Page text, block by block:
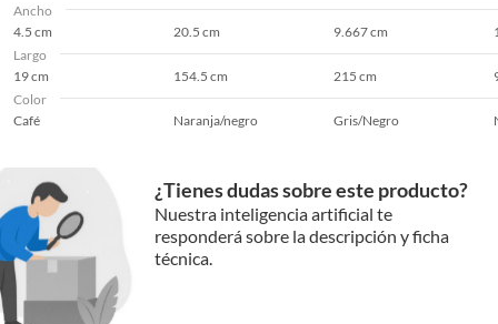
Ancho
4.5 cm
20.5 cm 9.667 cm
Largo
19 cm
154.5 cm 215 cm
Color
Café
Naranja/negro Gris/Negro
¿Tienes dudas sobre este producto?
Nuestra inteligencia artificial te
responderá sobre la descripción y ficha
técnica.